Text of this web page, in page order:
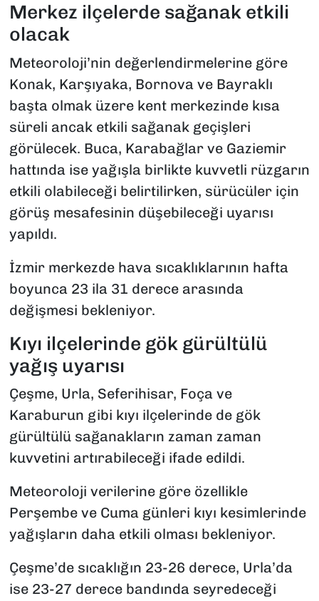
Merkez ilçelerde sağanak etkili
olacak
Meteoroloji’nin değerlendirmelerine göre
Konak, Karşıyaka, Bornova ve Bayraklı
başta olmak üzere kent merkezinde kısa
süreli ancak etkili sağanak geçişleri
görülecek. Buca, Karabağlar ve Gaziemir
hattında ise yağışla birlikte kuvvetli rüzgarın
etkili olabileceği belirtilirken, sürücüler için
görüş mesafesinin düşebileceği uyarısı
yapıldı.
İzmir merkezde hava sıcaklıklarının hafta
boyunca 23 ila 31 derece arasında
değişmesi bekleniyor.
Kıyı ilçelerinde gök gürültülü
yağış uyarısı
Çeşme, Urla, Seferihisar, Foça ve
Karaburun gibi kıyı ilçelerinde de gök
gürültülü sağanakların zaman zaman
kuvvetini artırabileceği ifade edildi.
Meteoroloji verilerine göre özellikle
Perşembe ve Cuma günleri kıyı kesimlerinde
yağışların daha etkili olması bekleniyor.
Çeşme’de sıcaklığın 23-26 derece, Urla’da
ise 23-27 derece bandında seyredeceği